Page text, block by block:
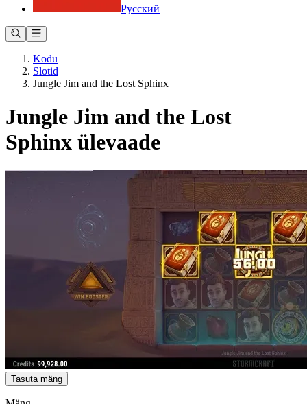
Русский
Kodu
Slotid
Jungle Jim and the Lost Sphinx
Jungle Jim and the Lost
Sphinx ülevaade
Tasuta mäng